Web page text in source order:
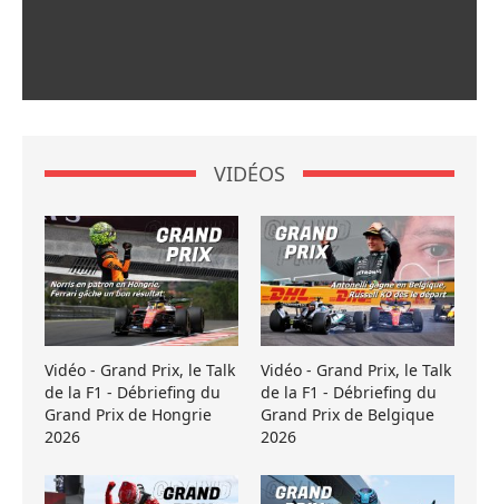
VIDÉOS
Vidéo - Grand Prix, le Talk
de la F1 - Débriefing du
Grand Prix de Hongrie
2026
Vidéo - Grand Prix, le Talk
de la F1 - Débriefing du
Grand Prix de Belgique
2026